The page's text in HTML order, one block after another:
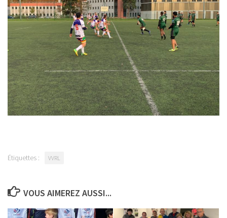
Étiquettes : VVRL
VOUS AIMEREZ AUSSI...